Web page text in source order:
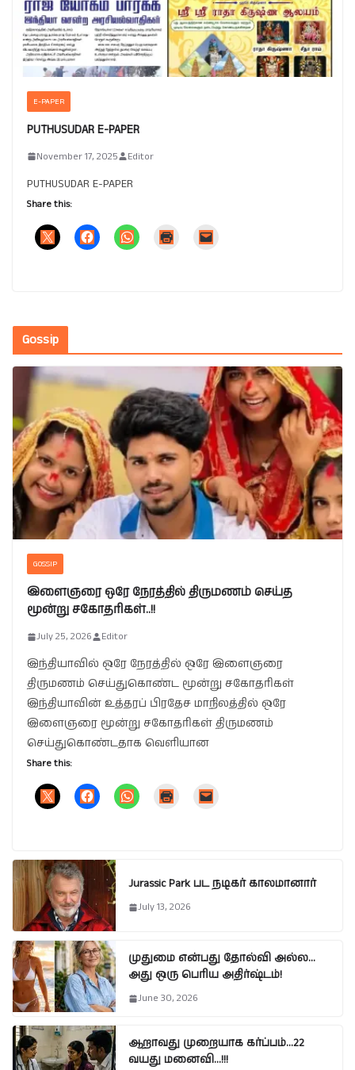
E-PAPER
PUTHUSUDAR E-PAPER
November 17, 2025 Editor
PUTHUSUDAR E-PAPER
Share this:
Gossip
GOSSIP
இளைஞரை ஒரே நேரத்தில் திருமணம் செய்த
மூன்று சகோதரிகள்..!!
July 25, 2026 Editor
இந்தியாவில் ஒரே நேரத்தில் ஒரே இளைஞரை
திருமணம் செய்துகொண்ட மூன்று சகோதரிகள்
இந்தியாவின் உத்தரப் பிரதேச மாநிலத்தில் ஒரே
இளைஞரை மூன்று சகோதரிகள் திருமணம்
செய்துகொண்டதாக வெளியான
Share this:
Jurassic Park பட நடிகர் காலமானார்
July 13, 2026
முதுமை என்பது தோல்வி அல்ல…
அது ஒரு பெரிய அதிர்ஷ்டம்!
June 30, 2026
ஆறாவது முறையாக கர்ப்பம்…22
வயது மனைவி…!!!